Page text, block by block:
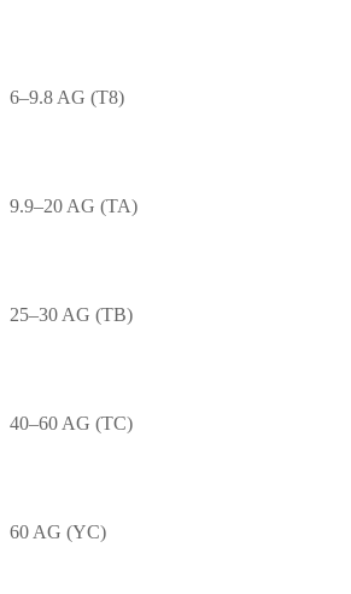
6–9.8 AG (T8)
9.9–20 AG (TA)
25–30 AG (TB)
40–60 AG (TC)
60 AG (YC)